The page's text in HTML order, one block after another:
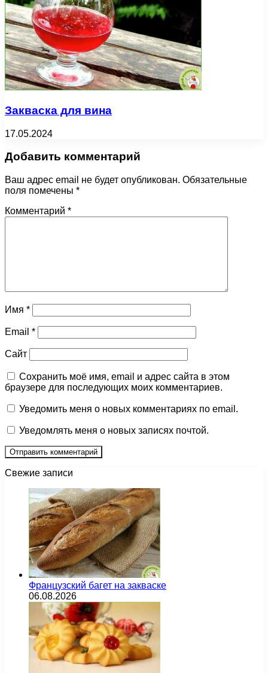
Закваска для вина
17.05.2024
Добавить комментарий
Ваш адрес email не будет опубликован. Обязательные
поля помечены *
Комментарий *
Имя *
Email *
Сайт
Сохранить моё имя, email и адрес сайта в этом
браузере для последующих моих комментариев.
Уведомить меня о новых комментариях по email.
Уведомлять меня о новых записях почтой.
Свежие записи
Французский багет на закваске
06.08.2026